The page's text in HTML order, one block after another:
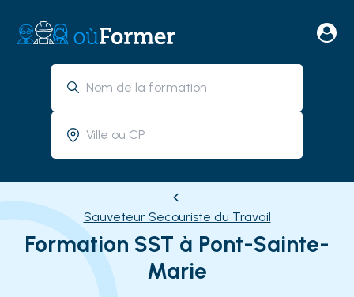
Sauveteur Secouriste du Travail
Formation SST à Pont-Sainte-
Marie